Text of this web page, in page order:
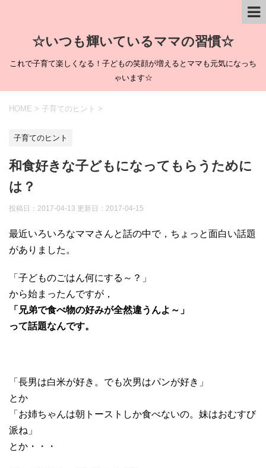
☆いつも輝いているママの習慣☆
これで子育て楽しくなる！子どもの笑顔が増えるとママも元気になっち
ゃいます☆
HOME > 子育てのヒント >
子育てのヒント
和食好きな子どもになってもらうために
は？
投稿日：2017-04-13 更新日： 2017-04-15
最近いろいろなママさんと話の中で，ちょっと面白い話題
がありました。
「子どものごはん何にする～？」
から始まったんですが，
「兄弟で食べ物の好みが全然違うんよ～」
って話題なんです。
「長男は白米が好き。でも次男はパンが好き」
とか
「お姉ちゃんは朝トーストしか食べないの。妹はおむすび
派ね」
とか・・・